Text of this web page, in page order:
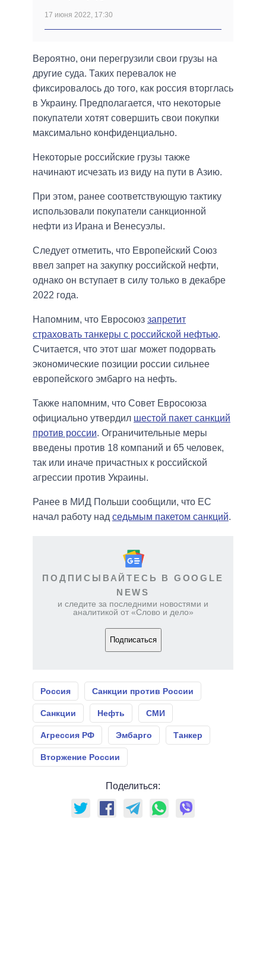
17 июня 2022, 17:30
Вероятно, они перегрузили свои грузы на
другие суда. Таких перевалок не
фиксировалось до того, как россия вторглась
в Украину. Предполагается, что некоторые
покупатели хотят совершить свои покупки
максимально конфиденциально.
Некоторые российские грузы также
начинают исчезать из виду на пути в Азию.
При этом, ранее соответствующую тактику
использовали покупатели санкционной
нефти из Ирана и Венесуэлы.
Следует отметить, что Европейский Союз
ввел запрет на закупку российской нефти,
однако он вступает в силу только в декабре
2022 года.
Напомним, что Евросоюз запретит
страховать танкеры с российской нефтью.
Считается, что этот шаг может подорвать
экономические позиции россии сильнее
европейского эмбарго на нефть.
Также напомним, что Совет Евросоюза
официально утвердил шестой пакет санкций
против россии. Ограничительные меры
введены против 18 компаний и 65 человек,
так или иначе причастных к российской
агрессии против Украины.
Ранее в МИД Польши сообщили, что ЕС
начал работу над седьмым пакетом санкций.
ПОДПИСЫВАЙТЕСЬ В GOOGLE
NEWS
и следите за последними новостями и
аналитикой от «Слово и дело»
Подписаться
Россия Санкции против России
Санкции Нефть СМИ
Агрессия РФ Эмбарго Танкер
Вторжение России
Поделиться: